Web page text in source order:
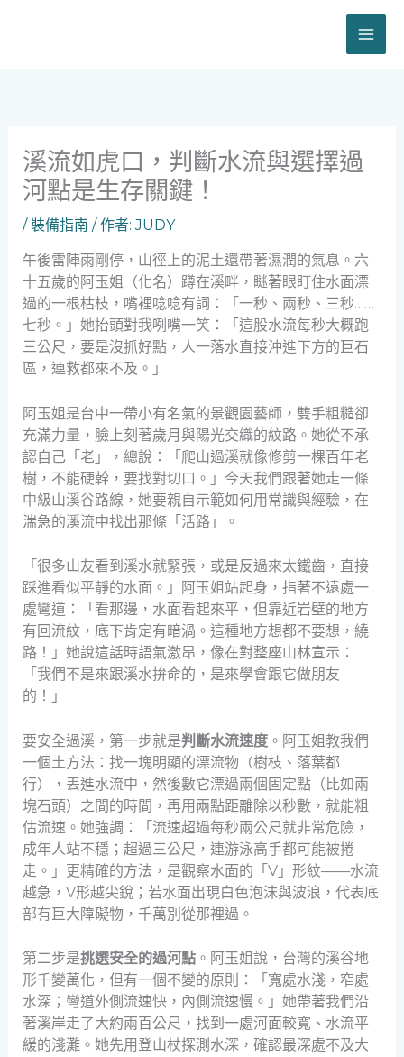
溪流如虎口，判斷水流與選擇過
河點是生存關鍵！
/裝備指南 / 作者:JUDY
午後雷陣雨剛停，山徑上的泥土還帶著濕潤的氣息。六
十五歲的阿玉姐（化名）蹲在溪畔，瞇著眼盯住水面漂
過的一根枯枝，嘴裡唸唸有詞：「一秒、兩秒、三秒……
七秒。」她抬頭對我咧嘴一笑：「這股水流每秒大概跑
三公尺，要是沒抓好點，人一落水直接沖進下方的巨石
區，連救都來不及。」
阿玉姐是台中一帶小有名氣的景觀園藝師，雙手粗糙卻
充滿力量，臉上刻著歲月與陽光交織的紋路。她從不承
認自己「老」，總說：「爬山過溪就像修剪一棵百年老
樹，不能硬幹，要找對切口。」今天我們跟著她走一條
中級山溪谷路線，她要親自示範如何用常識與經驗，在
湍急的溪流中找出那條「活路」。
「很多山友看到溪水就緊張，或是反過來太鐵齒，直接
踩進看似平靜的水面。」阿玉姐站起身，指著不遠處一
處彎道：「看那邊，水面看起來平，但靠近岩壁的地方
有回流紋，底下肯定有暗渦。這種地方想都不要想，繞
路！」她說這話時語氣激昂，像在對整座山林宣示：
「我們不是來跟溪水拚命的，是來學會跟它做朋友
的！」
要安全過溪，第一步就是判斷水流速度。阿玉姐教我們
一個土方法：找一塊明顯的漂流物（樹枝、落葉都
行），丟進水流中，然後數它漂過兩個固定點（比如兩
塊石頭）之間的時間，再用兩點距離除以秒數，就能粗
估流速。她強調：「流速超過每秒兩公尺就非常危險，
成年人站不穩；超過三公尺，連游泳高手都可能被捲
走。」更精確的方法，是觀察水面的「V」形紋——水流
越急，V形越尖銳；若水面出現白色泡沫與波浪，代表底
部有巨大障礙物，千萬別從那裡過。
第二步是挑選安全的過河點。阿玉姐說，台灣的溪谷地
形千變萬化，但有一個不變的原則：「寬處水淺，窄處
水深；彎道外側流速快，內側流速慢。」她帶著我們沿
著溪岸走了大約兩百公尺，找到一處河面較寬、水流平
緩的淺灘。她先用登山杖探測水深，確認最深處不及大